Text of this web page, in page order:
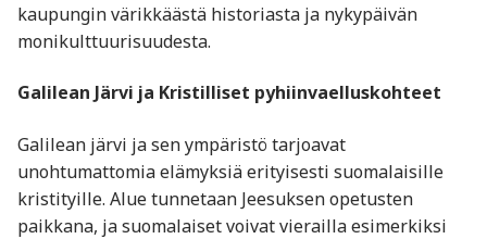
kaupungin värikkäästä historiasta ja nykypäivän
monikulttuurisuudesta.
Galilean Järvi ja Kristilliset pyhiinvaelluskohteet
Galilean järvi ja sen ympäristö tarjoavat
unohtumattomia elämyksiä erityisesti suomalaisille
kristityille. Alue tunnetaan Jeesuksen opetusten
paikkana, ja suomalaiset voivat vierailla esimerkiksi